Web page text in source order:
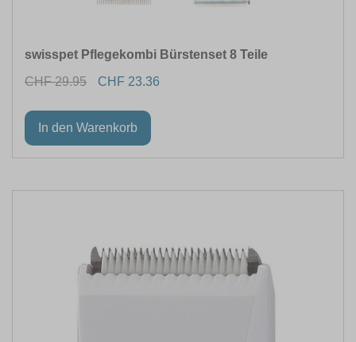
swisspet Pflegekombi Bürstenset 8 Teile
CHF 29.95
CHF 23.36